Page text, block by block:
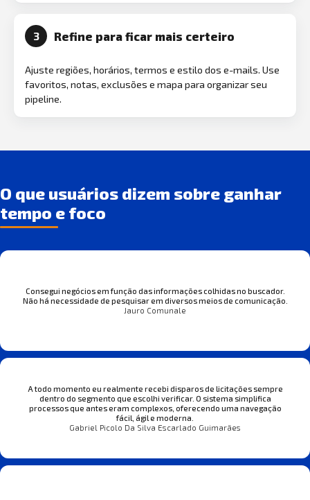
3 Refine para ficar mais certeiro
Ajuste regiões, horários, termos e estilo dos e-mails. Use
favoritos, notas, exclusões e mapa para organizar seu
pipeline.
O que usuários dizem sobre ganhar
tempo e foco
Consegui negócios em função das informações colhidas no buscador.
Não há necessidade de pesquisar em diversos meios de comunicação.
Jauro Comunale
A todo momento eu realmente recebi disparos de licitações sempre
dentro do segmento que escolhi verificar. O sistema simplifica
processos que antes eram complexos, oferecendo uma navegação
fácil, ágil e moderna.
Gabriel Picolo Da Silva Escarlado Guimarães